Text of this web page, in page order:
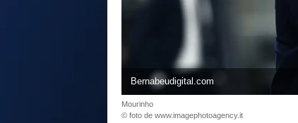
Bernabeudigital.com
Mourinho
© foto de www.imagephotoagency.it